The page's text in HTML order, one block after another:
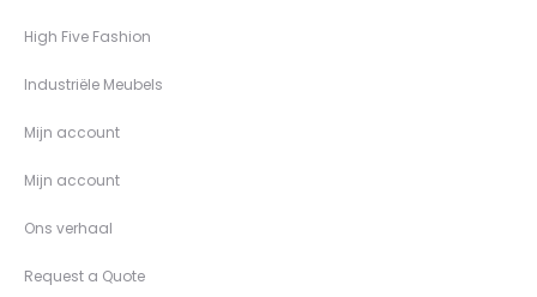
High Five Fashion
Industriële Meubels
Mijn account
Mijn account
Ons verhaal
Request a Quote